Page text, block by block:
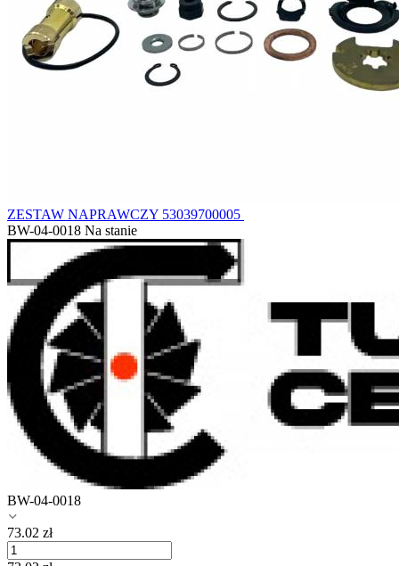
ZESTAW NAPRAWCZY 53039700005
BW-04-0018 Na stanie
BW-04-0018
73.02 zł